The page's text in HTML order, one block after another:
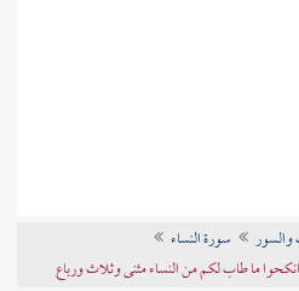
والسور
سورة النساء
ما طاب لكم من النساء مثنى وثلاث ورباع